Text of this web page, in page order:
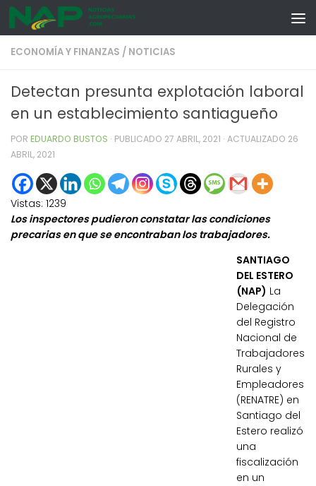
Skip to content
ECONOMÍA Y FINANZAS / NOTICIAS
Detectan presunta explotación laboral
en un establecimiento santiagueño
POR EDUARDO BUSTOS · PUBLICADO 27 ABRIL, 2021 · ACTUALIZADO 26
ABRIL, 2021
Vistas: 1239
Los inspectores pudieron constatar las condiciones
precarias en que se encontraban los trabajadores.
SANTIAGO
DEL ESTERO
(NAP) La
Delegación
del Registro
Nacional de
Trabajadores
Rurales y
Empleadores
(RENATRE) en
Santiago del
Estero realizó
una
fiscalización
en un